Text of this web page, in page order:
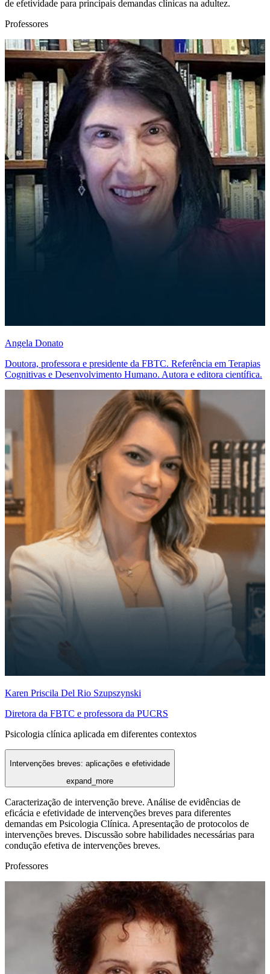
de efetividade para principais demandas clínicas na adultez.
Professores
Angela Donato
Doutora, professora e presidente da FBTC. Referência em Terapias
Cognitivas e Desenvolvimento Humano. Autora e editora científica.
Karen Priscila Del Rio Szupszynski
Diretora da FBTC e professora da PUCRS
Psicologia clínica aplicada em diferentes contextos
Intervenções breves: aplicações e efetividade
expand_more
Caracterização de intervenção breve. Análise de evidências de
eficácia e efetividade de intervenções breves para diferentes
demandas em Psicologia Clínica. Apresentação de protocolos de
intervenções breves. Discussão sobre habilidades necessárias para
condução efetiva de intervenções breves.
Professores